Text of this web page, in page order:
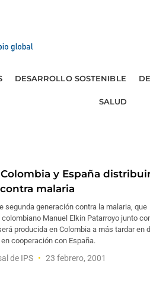
DESARROLLO SOSTENIBLE
SALUD
Colombia y España
malaria
segunda generación contra la malaria, que
Manuel Elkin Patarroyo junto
producida en Colombia a más tardar en
cooperación con España.
de IPS 23 febrero, 2001